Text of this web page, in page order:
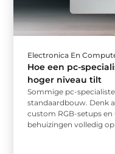
Electronica En
Hoe een pc-
hoger niveau tilt
Sommige pc-
standaardbouw. Denk
custom RGB-setups
behuizingen volledig op